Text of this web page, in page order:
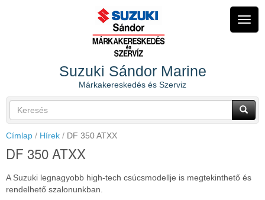
Suzuki Sándor Marine
Márkakereskedés és Szerviz
Keresés
űrlap
Keresés
Címlap
Hírek DF 350 ATXX
DF 350 ATXX
A Suzuki legnagyobb high-tech csúcsmodellje is megtekinthető és
rendelhető szalonunkban.